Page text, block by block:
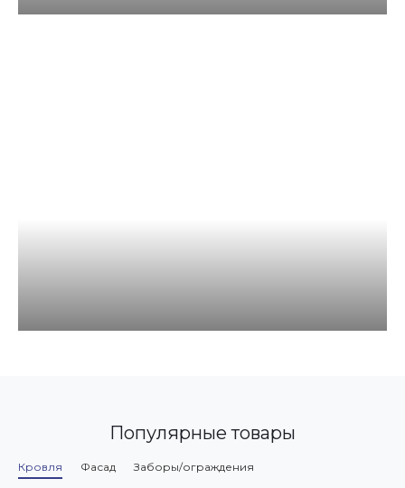
Популярные товары
Кровля Фасад Заборы/ограждения